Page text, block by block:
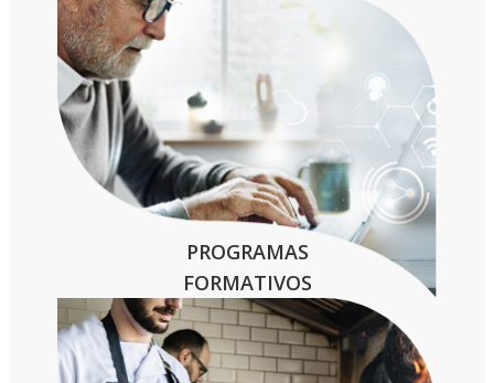
PROGRAMAS
FORMATIVOS